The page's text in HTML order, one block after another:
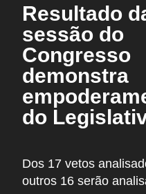
Resultado
sessão do
Congresso
demonstra
do
Dos 17 vetos
outros 16 serão